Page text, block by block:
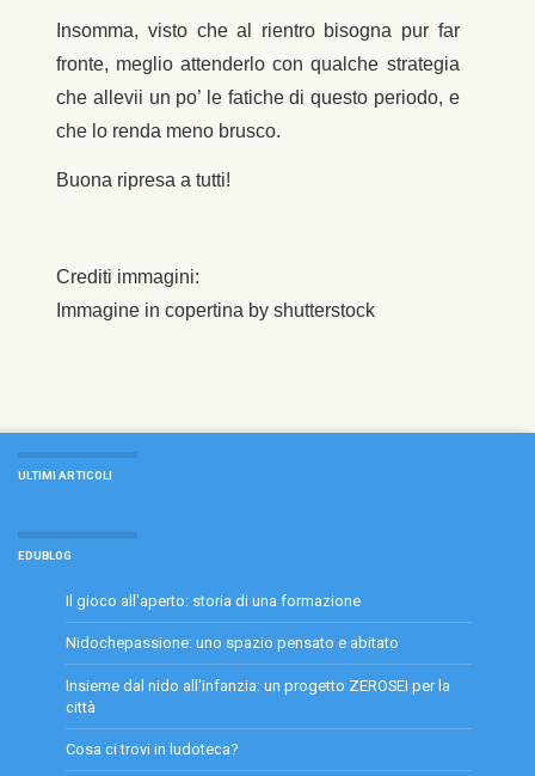
Insomma, visto che al rientro bisogna pur far
fronte, meglio attenderlo con qualche strategia
che allevii un po’ le fatiche di questo periodo, e
che lo renda meno brusco.
Buona ripresa a tutti!
Crediti immagini:
Immagine in copertina by shutterstock
ULTIMI ARTICOLI
EDUBLOG
Il gioco all'aperto: storia di una formazione
Nidochepassione: uno spazio pensato e abitato
Insieme dal nido all'infanzia: un progetto ZEROSEI per la
città
Cosa ci trovi in ludoteca?